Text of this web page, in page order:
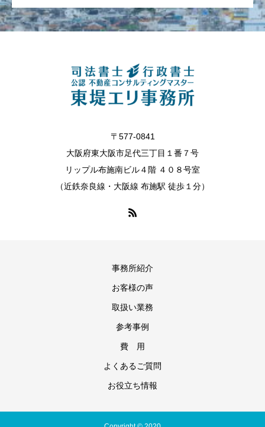
〒577-0841
大阪府東大阪市足代三丁目１番７号
リップル布施南ビル４階 ４０８号室
（近鉄奈良線・大阪線 布施駅 徒歩１分）
事務所紹介
お客様の声
取扱い業務
参考事例
費 用
よくあるご質問
お役立ち情報